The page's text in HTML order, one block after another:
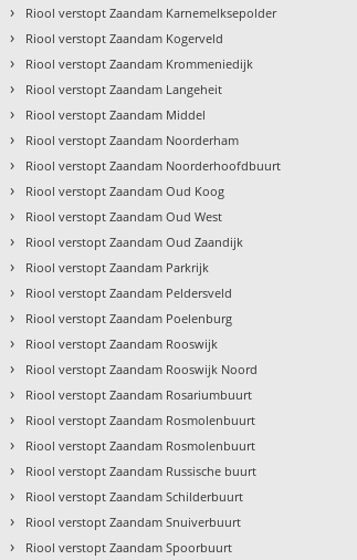
› Riool verstopt Zaandam Karnemelksepolder
› Riool verstopt Zaandam Kogerveld
› Riool verstopt Zaandam Krommeniedijk
› Riool verstopt Zaandam Langeheit
› Riool verstopt Zaandam Middel
› Riool verstopt Zaandam Noorderham
› Riool verstopt Zaandam Noorderhoofdbuurt
› Riool verstopt Zaandam Oud Koog
› Riool verstopt Zaandam Oud West
› Riool verstopt Zaandam Oud Zaandijk
› Riool verstopt Zaandam Parkrijk
› Riool verstopt Zaandam Peldersveld
› Riool verstopt Zaandam Poelenburg
› Riool verstopt Zaandam Rooswijk
› Riool verstopt Zaandam Rooswijk Noord
› Riool verstopt Zaandam Rosariumbuurt
› Riool verstopt Zaandam Rosmolenbuurt
› Riool verstopt Zaandam Rosmolenbuurt
› Riool verstopt Zaandam Russische buurt
› Riool verstopt Zaandam Schilderbuurt
› Riool verstopt Zaandam Snuiverbuurt
› Riool verstopt Zaandam Spoorbuurt